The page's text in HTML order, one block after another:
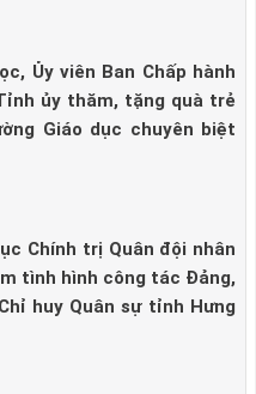
Ủy viên Ban Chấp hành
ủy thăm, tặng quà trẻ
Giáo dục chuyên biệt
Chính trị Quân đội nhân
tình hình công tác Đảng,
huy Quân sự tỉnh Hưng